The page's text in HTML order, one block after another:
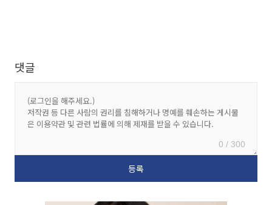
댓글
0 / 300